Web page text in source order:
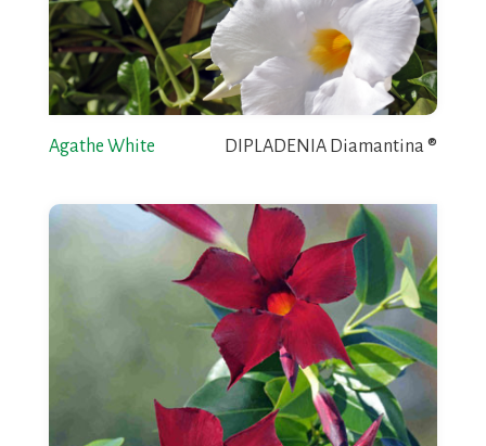
Agathe White DIPLADENIA Diamantina ®